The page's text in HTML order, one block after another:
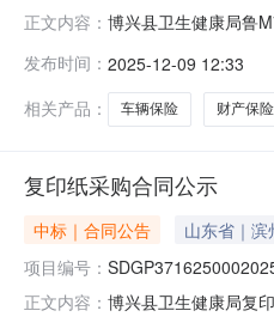
正文内容： 博兴县卫生健康局鲁
份有限公司滨州市分
发布时间： 2025-12-09 12:33
相关产品：
车辆保险 财产保
复印纸采购合同公示
中标｜合同公告 山东省｜
项目编号：
正文内容： 博兴县卫生健康局复